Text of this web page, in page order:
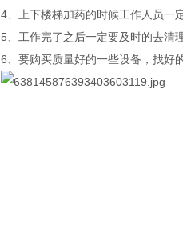
4、上下楼梯加药的时候工作人员一
5、工作完了之后一定要及时的去清
6、要购买质量好的一些设备，找好